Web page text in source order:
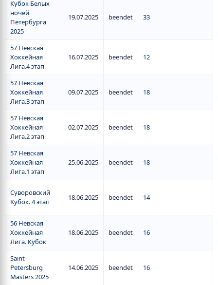
Кубок Белых
ночей
Петербурга
2025
19.07.2025 beendet 33
57 Невская
Хоккейная
Лига.4 этап
16.07.2025 beendet 12
57 Невская
Хоккейная
Лига.3 этап
09.07.2025 beendet 18
57 Невская
Хоккейная
Лига.2 этап
02.07.2025 beendet 18
57 Невская
Хоккейная
Лига.1 этап
25.06.2025 beendet 18
Суворовский
Кубок. 4 этап
18.06.2025 beendet 14
56 Невская
Хоккейная
Лига. Кубок
18.06.2025 beendet 16
Saint-
Petersburg
Masters 2025
14.06.2025 beendet 16